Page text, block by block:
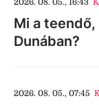
Mi a
Dunában?
2026. 08. 05., 07:45